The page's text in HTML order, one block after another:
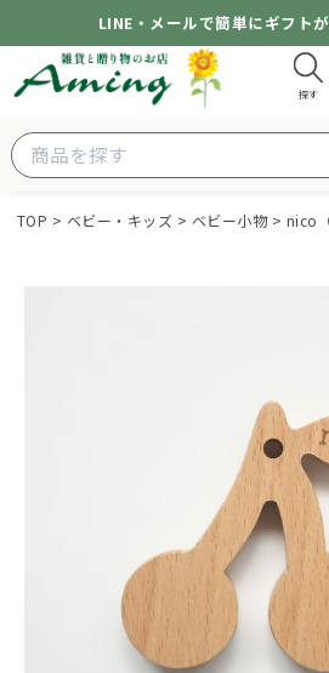
LINE・メールで簡単にギフト
探す
TOP ベビー・キッズ ベビー小物 nico